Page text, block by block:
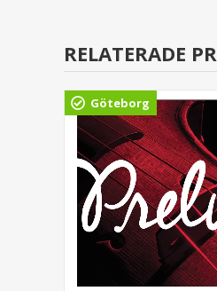
RELATERADE
Göteborg